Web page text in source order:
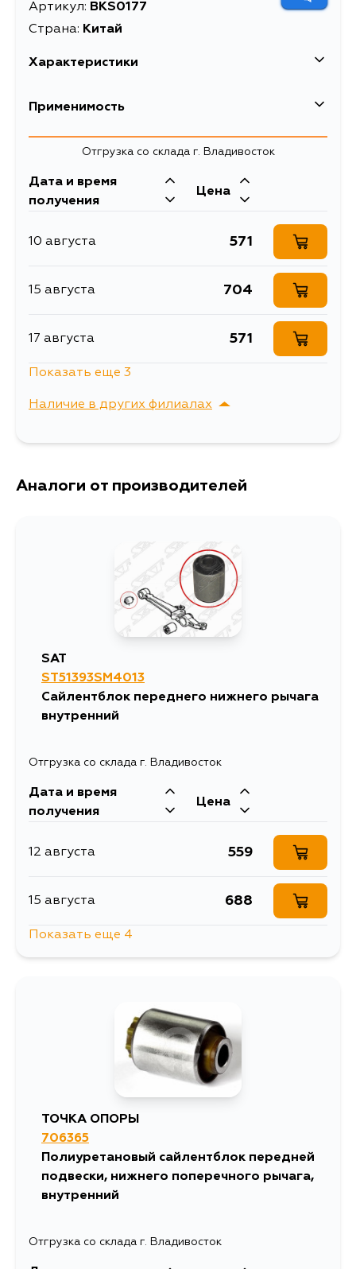
Артикул: BKS0177
Страна: Китай
Характеристики
рычага внутренний
Accord 89-94
Применимость
HondaОтгрузка со склада г. Владивосток
Дата и время
получения
Цена
10 августа 571
15 августа 704
17 августа 571
21 августа 571
Показать еще 3
Наличие в других филиалах
г. Владивосток,
Аналоги от производителей
SAT
ST51393SM4013
Сайлентблок переднего нижнего рычага
внутренний
Отгрузка со склада г. Владивосток
Дата и время
получения
Цена
12 августа 559
15 августа 688
559
559
Показать еще 4
ТОЧКА ОПОРЫ
706365
Полиуретановый сайлентблок передней
подвески, нижнего поперечного рычага,
внутренний
Отгрузка со склада г. Владивосток